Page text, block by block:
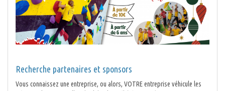
Recherche partenaires et sponsors
Vous connaissez une entreprise, ou alors, VOTRE entreprise véhicule les